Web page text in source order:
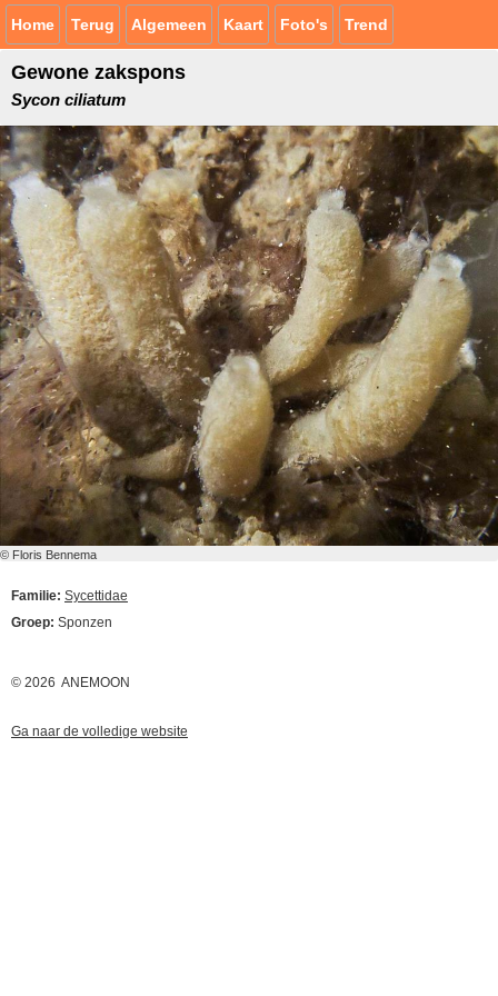
Home Terug Algemeen Kaart Foto's Trend
Gewone zakspons
Sycon ciliatum
© Floris Bennema
Familie: Sycettidae
Groep: Sponzen
© 2026 ANEMOON
Ga naar de volledige website